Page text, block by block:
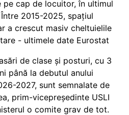
pe cap de locuitor, în ultimul
2015-2025, spațiul
a crescut masiv cheltuielile
- ultimele date Eurostat
de clase și posturi, cu 3
până la debutul anului
2027, sunt semnalate de
prim-vicepreședinte USLI
o comite grav de tot.